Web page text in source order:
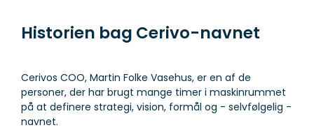
Historien bag Cerivo-navnet
Cerivos COO, Martin Folke Vasehus, er en af de
personer, der har brugt mange timer i maskinrummet
på at definere strategi, vision, formål og - selvfølgelig -
navnet.